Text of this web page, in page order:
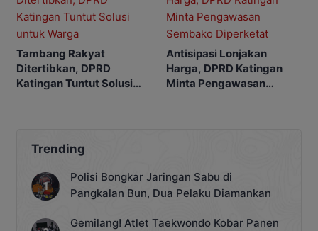
Tambang Rakyat
Ditertibkan, DPRD
Katingan Tuntut Solusi
Antisipasi Lonjakan
Harga, DPRD Katingan
Minta Pengawasan
Trending
Polisi Bongkar Jaringan Sabu di
Pangkalan Bun, Dua Pelaku Diamankan
Gemilang! Atlet Taekwondo Kobar Panen